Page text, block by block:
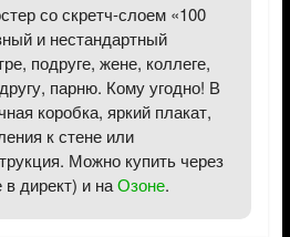
со скретч-слоем «100
и нестандартный
подруге, жене, коллеге,
парню. Кому угодно! В
коробка, яркий плакат,
к стене или
Можно купить через
директ) и наОзоне.